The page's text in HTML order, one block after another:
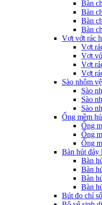
Bàn
Bàn
Bàn
Bàn
Vợt vớt rác
Vợt
Vợt
Vợt
Vợt
Sào nhôm
Sào
Sào
Sào
Ống mềm
Ống
Ống
Ống
Bàn hút đáy
Bàn
Bàn
Bàn
Bàn
Bút đo chỉ